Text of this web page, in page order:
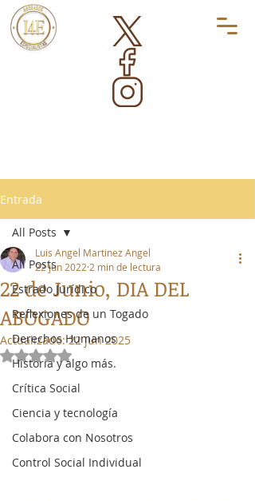
Entrada
All Posts
Estrado Jurídico
Reflexiones de un Togado
Derechos Humanos
Historia y algo más.
Crítica Social
Ciencia y tecnología
Colabora con Nosotros
Control Social Individual
All Posts
22 de Junio, DIA DEL
ABOGADO
Luis Angel Martinez Angel
22 jun 2022 2 min de lectura
Actualizado:22 jun 2025
Obtuvo NaN de 5 estrellas.